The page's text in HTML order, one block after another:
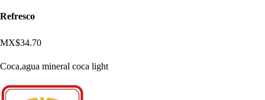
Refresco
MX$34.70
Coca,agua mineral coca light